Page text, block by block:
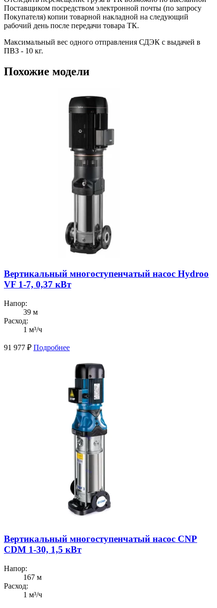
Поставщиком посредством электронной почты (по запросу
Покупателя) копии товарной накладной на следующий
рабочий день после передачи товара ТК.
Максимальный вес одного отправления СДЭК с выдачей в
ПВЗ - 10 кг.
Похожие модели
Вертикальный многоступенчатый насос Hydroo
VF 1-7, 0,37 кВт
Напор:
39 м
Расход:
1 м³/ч
91 977 ₽ Подробнее
Вертикальный многоступенчатый насос CNP
CDM 1-30, 1,5 кВт
Напор:
167 м
Расход:
1 м³/ч